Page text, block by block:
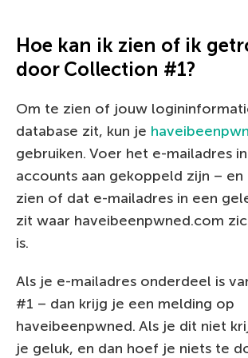
Hoe kan ik zien of ik
door Collection #1?
Om te zien of jouw
database zit, kun je
gebruiken. Voer het e-mailadres
accounts aan gekoppeld zijn – en
zien of dat e-mailadres in een
zit waar haveibeenpwned.com
is.
Als je e-mailadres onderdeel is
#1 – dan krijg je een melding op
haveibeenpwned. Als je dit niet
je geluk, en dan hoef je niets te